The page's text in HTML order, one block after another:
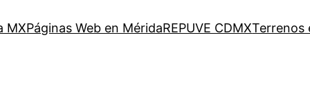
MXPáginas Web en MéridaREPUVE CDMXTerrenos